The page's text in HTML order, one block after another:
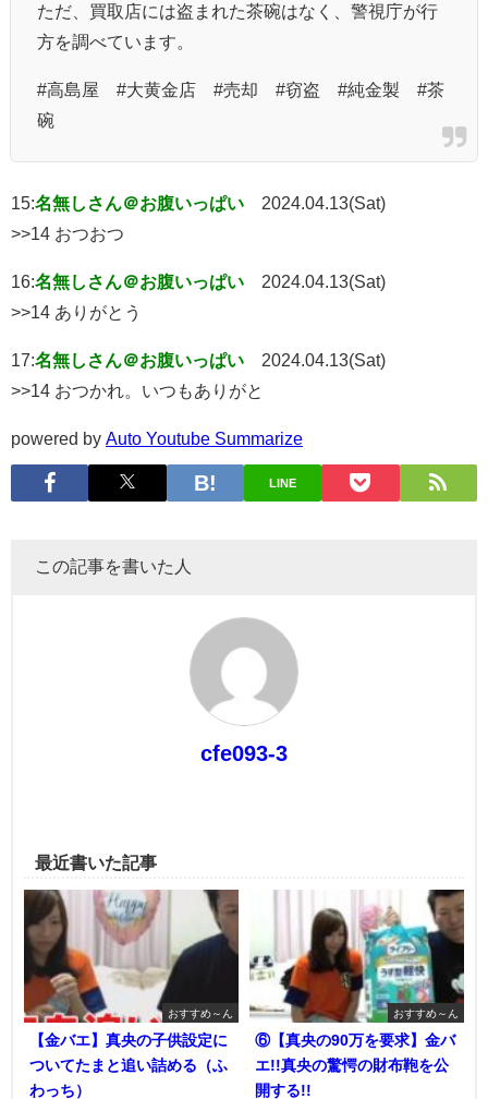
ただ、買取店には盗まれた茶碗はなく、警視庁が行
方を調べています。
#高島屋 #大黄金店 #売却 #窃盗 #純金製 #茶
碗
15:名無しさん＠お腹いっぱい
2024.04.13(Sat)
>>14 おつおつ
16:名無しさん＠お腹いっぱい
2024.04.13(Sat)
>>14 ありがとう
17:名無しさん＠お腹いっぱい
2024.04.13(Sat)
>>14 おつかれ。いつもありがと
powered by Auto Youtube Summarize
LINE
この記事を書いた人
cfe093-3
最近書いた記事
おすすめ～ん
【金バエ】真央の子供設定に
ついてたまと追い詰める（ふ
わっち）
おすすめ～ん
⑥【真央の90万を要求】金バ
エ!!真央の驚愕の財布鞄を公
開する!!